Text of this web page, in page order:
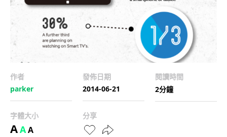
作者
parker
發佈日期
2014-06-21
閱讀時間
2分鐘
字體大小
AAA
分享